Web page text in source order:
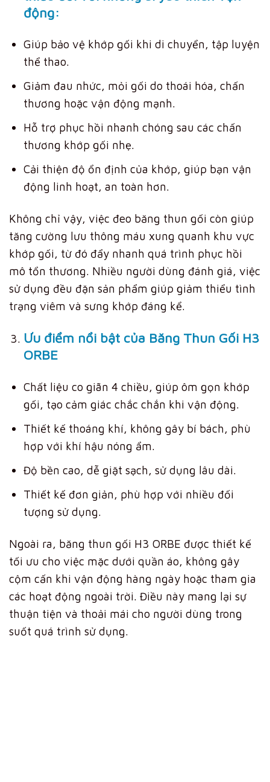
động:
Giúp bảo vệ khớp gối khi di chuyển, tập luyện
thể thao.
Giảm đau nhức, mỏi gối do thoái hóa, chấn
thương hoặc vận động mạnh.
Hỗ trợ phục hồi nhanh chóng sau các chấn
thương khớp gối nhẹ.
Cải thiện độ ổn định của khớp, giúp bạn vận
động linh hoạt, an toàn hơn.
Không chỉ vậy, việc đeo băng thun gối còn giúp
tăng cường lưu thông máu xung quanh khu vực
khớp gối, từ đó đẩy nhanh quá trình phục hồi
mô tổn thương. Nhiều người dùng đánh giá, việc
sử dụng đều đặn sản phẩm giúp giảm thiểu tình
trạng viêm và sưng khớp đáng kể.
Ưu điểm nổi bật của Băng Thun Gối H3
ORBE
Chất liệu co giãn 4 chiều, giúp ôm gọn khớp
gối, tạo cảm giác chắc chắn khi vận động.
Thiết kế thoáng khí, không gây bí bách, phù
hợp với khí hậu nóng ẩm.
Độ bền cao, dễ giặt sạch, sử dụng lâu dài.
Thiết kế đơn giản, phù hợp với nhiều đối
tượng sử dụng.
Ngoài ra, băng thun gối H3 ORBE được thiết kế
tối ưu cho việc mặc dưới quần áo, không gây
cộm cấn khi vận động hàng ngày hoặc tham gia
các hoạt động ngoài trời. Điều này mang lại sự
thuận tiện và thoải mái cho người dùng trong
suốt quá trình sử dụng.